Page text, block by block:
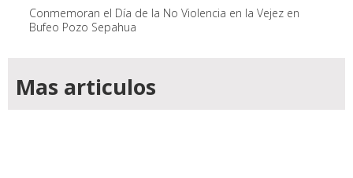
Conmemoran el Día de la No Violencia en la Vejez en
Bufeo Pozo Sepahua
Mas articulos